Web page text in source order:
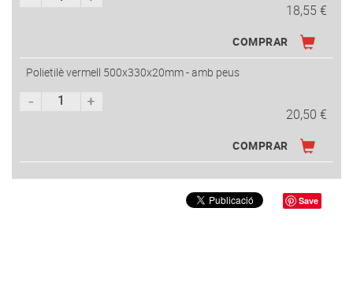
18,55 €
COMPRAR
Polietilè vermell 500x330x20mm - amb peus
20,50 €
COMPRAR
Save